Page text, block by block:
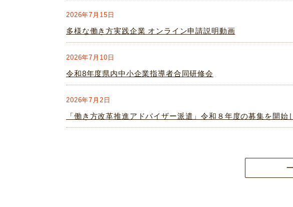
2026年7月15日
多様な働き方実践企業 オンライン申請説明動画
2026年7月10日
令和8年度県内中小企業指導者合同研修会
2026年7月2日
「働き方改革推進アドバイザー派遣」令和８年度の募集を開始